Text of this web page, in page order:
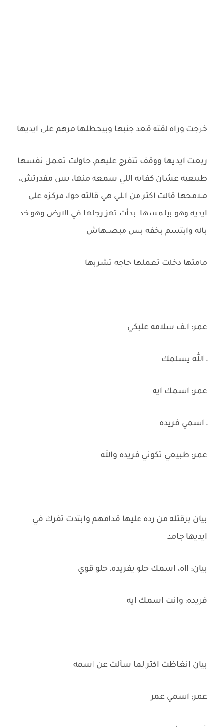
خرجت وراه لقته قعد جنبها وبيحطلها مرهم على ايديها
ربعت ايديها ووقف تتفرج عليهم، حاولت تعمل نفسها
طبيعيه عشان كفايه اللي سمعه منها، بس مقدرتش،
ملامحها قالت اكتر من اللي هي قالته جوا، مركزه على
ايديه وهو بيلمسها، بدأت تهز رجلها في الارض وهو خد
باله وابتسم بخفه بس مبصلهاش
مامتها دخلت تعملها حاجه تشربها
عمر: الف سلامه عليكي
ـ الله يسلمك
عمر: اسمك ايه
ـ اسمي فريده
عمر: طبيعي تكوني فريده والله
بيان برقتله من رده عليها قدامهم وابتدت تفرك في
ايديها جامد
بيان: ااه، اسمك حلو يفريده، حلو قوي
فريده: وانت اسمك ايه
بيان اتغاظت اكتر لما سألت عن اسمه
عمر: اسمي عمر